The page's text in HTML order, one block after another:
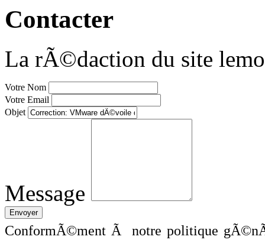
Contacter
La rÃ©daction du site
Votre Nom
Votre Email
Objet
Message
ConformÃ©ment Ã notre politique